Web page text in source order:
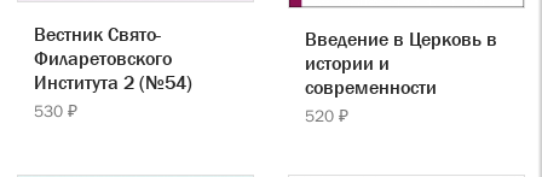
Вестник Свято-
Филаретовского
Института 2 (№54)
530 ₽
Введение в Церковь в
истории и
современности
520 ₽